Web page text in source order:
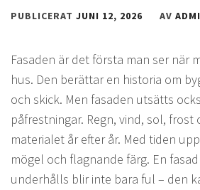
PUBLICERAT JUNI 12, 2026 AV
Fasaden är det första man ser när
hus. Den berättar en historia om
och skick. Men fasaden utsätts
påfrestningar. Regn, vind, sol, frost
materialet år efter år. Med tiden
mögel och flagnande färg. En
underhålls blir inte bara ful – den